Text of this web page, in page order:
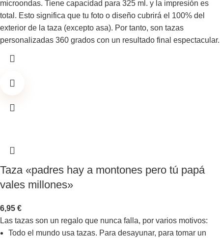
microondas. Tiene capacidad para 325 ml. y la impresión es
total. Esto significa que tu foto o diseño cubrirá el 100% del
exterior de la taza (excepto asa). Por tanto, son tazas
personalizadas 360 grados con un resultado final espectacular.
Taza «padres hay a montones pero tú papá
vales millones»
6,95 €
Las tazas son un regalo que nunca falla, por varios motivos:
Todo el mundo usa tazas. Para desayunar, para tomar un